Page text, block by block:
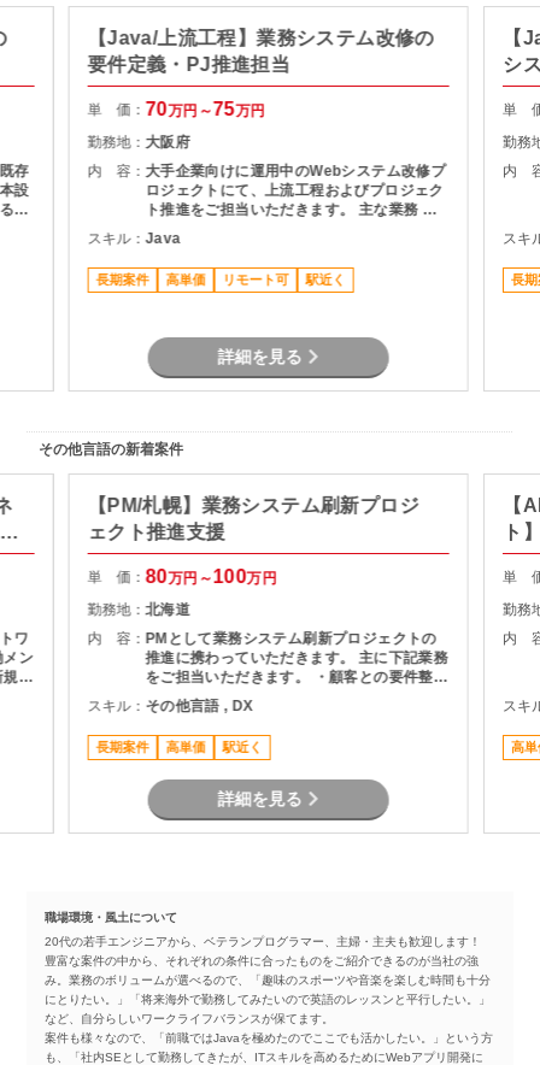
存
設
予
【Java/上流工程】業務システム改修の
要件定義・PJ推進担当
単 価： 70万円～75万円
勤務地： 大阪府
内 容： 大手企業向けに運用中のWebシステム改修プ
ロジェクトにて、上流工程およびプロジェク
ト推進をご担当いただきます。 主な業務 ・
利用部門との要件整理・ヒアリング ・現行シ
ステムの仕様調査・影響分析 ・基本設計書の
作成 ・開発工数の算出および提案資料作成
・スケジュール管理・課題管理 ・関係者との
スキル：Java
長期案件 高単価 リモート可 駅近く
詳細を見る
【
シ
単
勤務
内
スキ
長期
その他言語の新着案件
ワ
メン
基
【PM/札幌】業務システム刷新プロジ
ェクト推進支援
単 価：80万円～100万円
勤務地：北海道
内 容： PMとして業務システム刷新プロジェクトの
推進に携わっていただきます。 主に下記業務
をご担当いただきます。 ・顧客との要件整
理・課題整理 ・プロジェクト計画の策定およ
び進捗管理 ・開発チームとの調整およびマネ
ジメント ・品質、課題、リスク管理 ・関係
者向け資料作成および各種報告 ・要件定義か
スキル： その他言語 , DX
長期案件 高単価 駅近く
詳細を見る
【
ト
単
勤務
内
スキ
高単
職場環境・風土について
20代の若手エンジニアから、ベテランプログラマー、主婦・主夫も歓迎します！
豊富な案件の中から、それぞれの条件に合ったものをご紹介できるのが当社の強
み。業務のボリュームが選べるので、「趣味のスポーツや音楽を楽しむ時間も十分
にとりたい。」「将来海外で勤務してみたいので英語のレッスンと平行したい。」
など、自分らしいワークライフバランスが保てます。
案件も様々なので、「前職ではJavaを極めたのでここでも活かしたい。」という方
も、「社内SEとして勤務してきたが、ITスキルを高めるためにWebアプリ開発に